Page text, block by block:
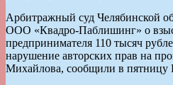
Арбитражный суд Челябинской
ООО «Квадро-Паблишинг» о
предпринимателя 110 тысяч
нарушение авторских прав на
Михайлова, сообщили в